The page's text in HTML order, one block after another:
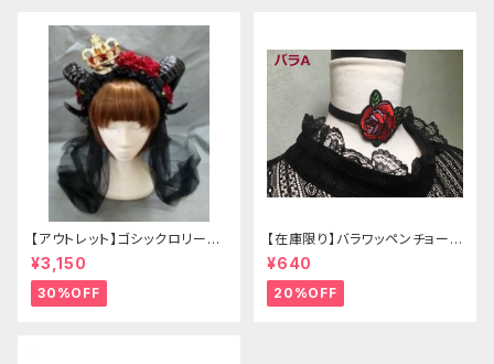
【アウトレット】ゴシックロリータ
ゴールドクラウン＆ホーン(ヴェ
ール付き)
¥3,150
30%OFF
【在庫限り】バラワッペンチョーカ
ー
¥640
20%OFF